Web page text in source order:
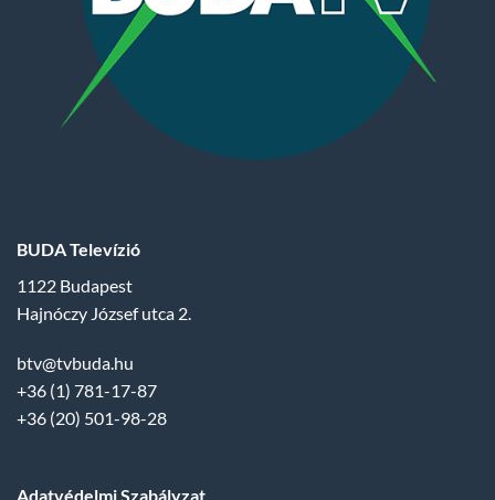
BUDA Televízió
1122 Budapest
Hajnóczy József utca 2.
btv@tvbuda.hu
+36 (1) 781-17-87
+36 (20) 501-98-28
Adatvédelmi Szabályzat